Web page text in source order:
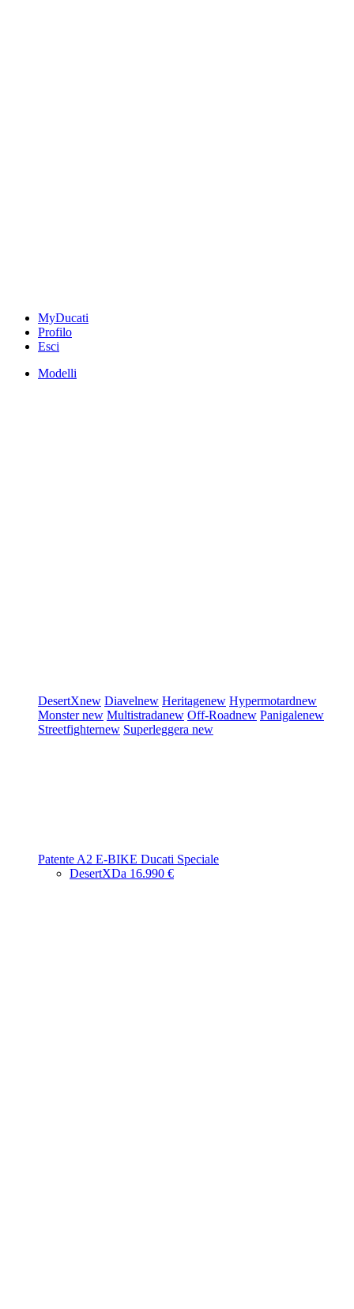
MyDucati
Profilo
Esci
Modelli
DesertXnew Diavelnew Heritagenew Hypermotardnew
Monsternew Multistradanew Off-Roadnew Panigalenew
Streetfighternew Superleggera new
Patente A2 E-BIKE Ducati Speciale
DesertXDa 16.990 €